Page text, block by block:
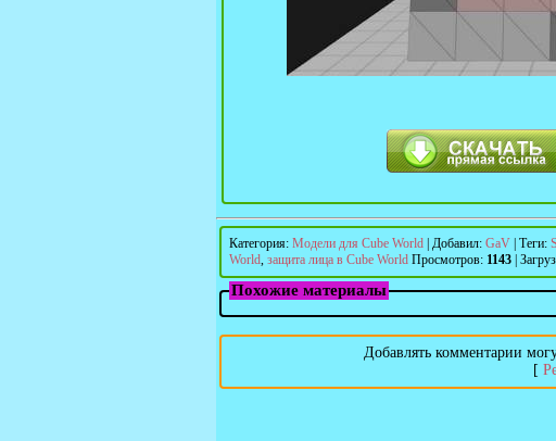
Категория: Модели для Cube World Добавил: GaV Теги:
World, защита лица в Cube World Просмотров: 1143
Похожие материалы
Добавлять комментарии
[